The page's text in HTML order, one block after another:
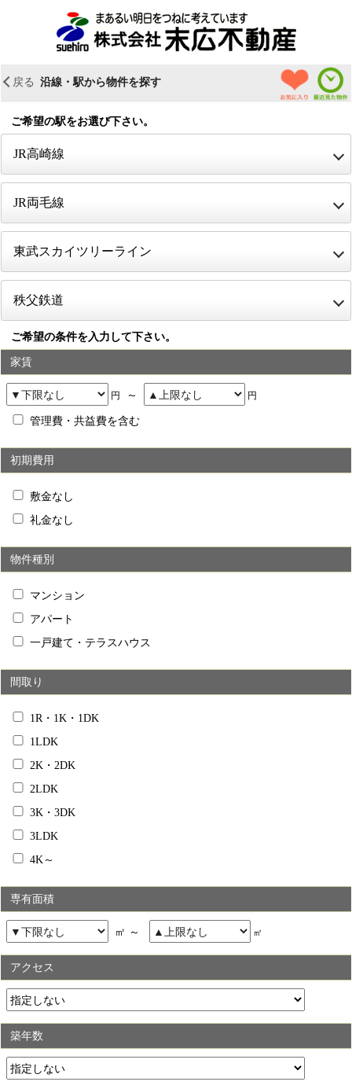
戻る 沿線・駅から物件を探す
ご希望の駅をお選び下さい。
JR高崎線 open
JR両毛線 open
東武スカイツリーライン open
秩父鉄道 open
ご希望の条件を入力して下さい。
家賃
円 ～ 円
管理費・共益費を含む
初期費用
敷金なし
礼金なし
物件種別
マンション
アパート
一戸建て・テラスハウス
間取り
1R・1K・1DK
1LDK
2K・2DK
2LDK
3K・3DK
3LDK
4K～
専有面積
㎡ ～ ㎡
アクセス
築年数